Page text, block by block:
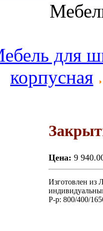
для
корпусная
Цена: 9
Изготовлен из
Р-р: 800/400/